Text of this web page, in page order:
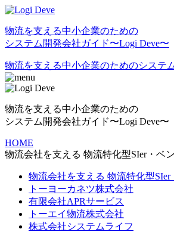
物流を⽀える中⼩企業のための
システム開発会社ガイド〜Logi Deve〜
物流を支える中小企業のためのシステ
物流を⽀える中⼩企業のための
システム開発会社ガイド〜Logi Deve〜
HOME
物流会社を支える 物流特化型SIer・ベ
物流会社を支える 物流特化型SIer
トーヨーカネツ株式会社
有限会社APRサービス
トーエイ物流株式会社
株式会社システムライフ